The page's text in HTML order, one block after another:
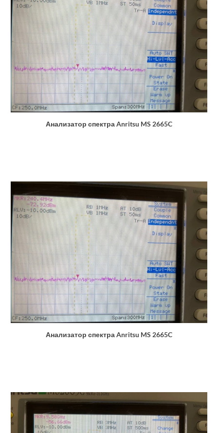
Анализатор спектра Anritsu MS 2665C
Анализатор спектра Anritsu MS 2665C